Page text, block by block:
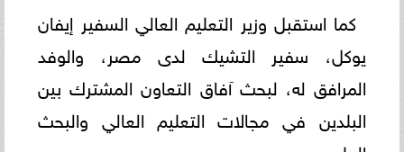
كما استقبل وزير التعليم العالي السفير إيفان
يوكل، سفير التشيك لدى مصر، والوفد
المرافق له، لبحث آفاق التعاون المشترك بين
البلدين في مجالات التعليم العالي والبحث